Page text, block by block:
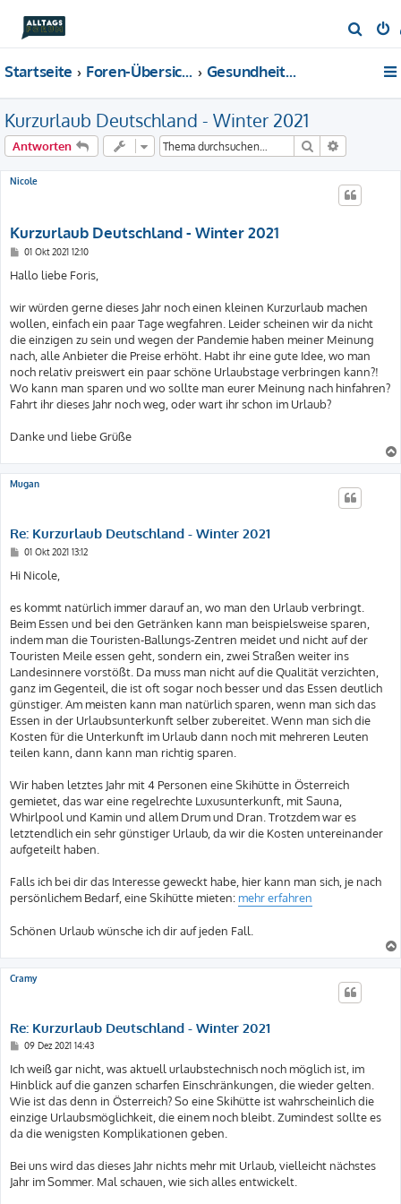
u
Startseite Foren-Übersicht Gesundheit & Beauty
Kurzurlaub Deutschland - Winter 2021
Antworten Suche
Nicole
Kurzurlaub Deutschland - Winter 2021
B
i
t
a
g
01 Okt 2021 12:10
Hallo liebe Foris,
wir würden gerne dieses Jahr noch einen kleinen Kurzurlaub machen
wollen, einfach ein paar Tage wegfahren. Leider scheinen wir da nicht
die einzigen zu sein und wegen der Pandemie haben meiner Meinung
nach, alle Anbieter die Preise erhöht. Habt ihr eine gute Idee, wo man
noch relativ preiswert ein paar schöne Urlaubstage verbringen kann?!
Wo kann man sparen und wo sollte man eurer Meinung nach hinfahren?
Fahrt ihr dieses Jahr noch weg, oder wart ihr schon im Urlaub?
Danke und liebe Grüße
Mugan
Re: Kurzurlaub Deutschland - Winter 2021
B
i
t
a
g
01 Okt 2021 13:12
Hi Nicole,
es kommt natürlich immer darauf an, wo man den Urlaub verbringt.
Beim Essen und bei den Getränken kann man beispielsweise sparen,
indem man die Touristen-Ballungs-Zentren meidet und nicht auf der
Touristen Meile essen geht, sondern ein, zwei Straßen weiter ins
Landesinnere vorstößt. Da muss man nicht auf die Qualität verzichten,
ganz im Gegenteil, die ist oft sogar noch besser und das Essen deutlich
günstiger. Am meisten kann man natürlich sparen, wenn man sich das
Essen in der Urlaubsunterkunft selber zubereitet. Wenn man sich die
Kosten für die Unterkunft im Urlaub dann noch mit mehreren Leuten
teilen kann, dann kann man richtig sparen.
Wir haben letztes Jahr mit 4 Personen eine Skihütte in Österreich
gemietet, das war eine regelrechte Luxusunterkunft, mit Sauna,
Whirlpool und Kamin und allem Drum und Dran. Trotzdem war es
letztendlich ein sehr günstiger Urlaub, da wir die Kosten untereinander
aufgeteilt haben.
Falls ich bei dir das Interesse geweckt habe, hier kann man sich, je nach
persönlichem Bedarf, eine Skihütte mieten: mehr erfahren
Schönen Urlaub wünsche ich dir auf jeden Fall.
Cramy
Re: Kurzurlaub Deutschland - Winter 2021
B
i
t
r
a
g
09 Dez 2021 14:43
Ich weiß gar nicht, was aktuell urlaubstechnisch noch möglich ist, im
Hinblick auf die ganzen scharfen Einschränkungen, die wieder gelten.
Wie ist das denn in Österreich? So eine Skihütte ist wahrscheinlich die
einzige Urlaubsmöglichkeit, die einem noch bleibt. Zumindest sollte es
da die wenigsten Komplikationen geben.
Bei uns wird das dieses Jahr nichts mehr mit Urlaub, vielleicht nächstes
Jahr im Sommer. Mal schauen, wie sich alles entwickelt.